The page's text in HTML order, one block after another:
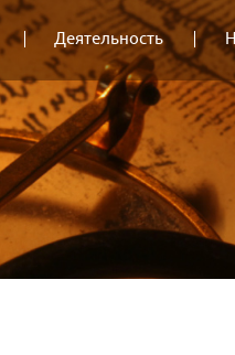
Деятельность